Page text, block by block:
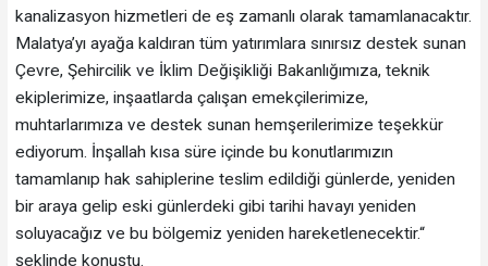
kanalizasyon hizmetleri de eş zamanlı olarak tamamlanacaktır.
Malatya’yı ayağa kaldıran tüm yatırımlara sınırsız destek sunan
Çevre, Şehircilik ve İklim Değişikliği Bakanlığımıza, teknik
ekiplerimize, inşaatlarda çalışan emekçilerimize,
muhtarlarımıza ve destek sunan hemşerilerimize teşekkür
ediyorum. İnşallah kısa süre içinde bu konutlarımızın
tamamlanıp hak sahiplerine teslim edildiği günlerde, yeniden
bir araya gelip eski günlerdeki gibi tarihi havayı yeniden
soluyacağız ve bu bölgemiz yeniden hareketlenecektir.“
şeklinde konuştu.